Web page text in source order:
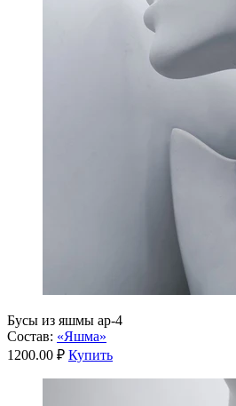
Бусы из яшмы ар-4
Состав: «Яшма»
1200.00 ₽ Купить